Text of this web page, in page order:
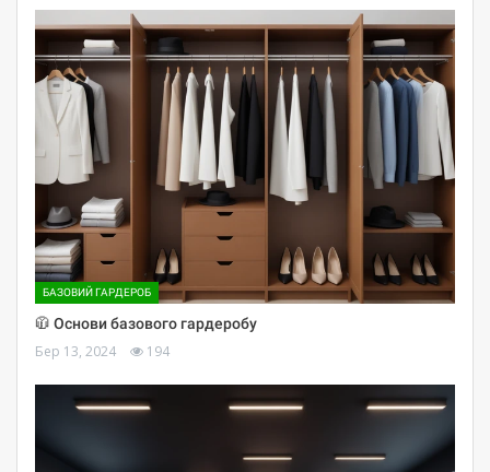
БАЗОВИЙ ГАРДЕРОБ
🧥 Основи базового гардеробу
Бер 13, 2024 194